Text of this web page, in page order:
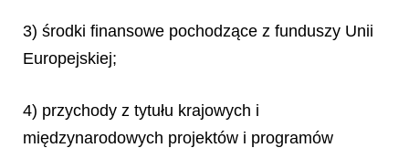
3) środki finansowe pochodzące z funduszy Unii
Europejskiej;
4) przychody z tytułu krajowych i
międzynarodowych projektów i programów